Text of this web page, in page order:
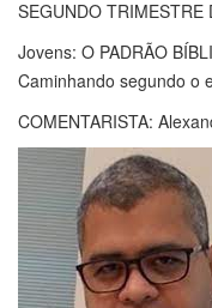
SEGUNDO TRIMESTRE
Jovens: O PADRÃO
Caminhando segundo o
COMENTARISTA: